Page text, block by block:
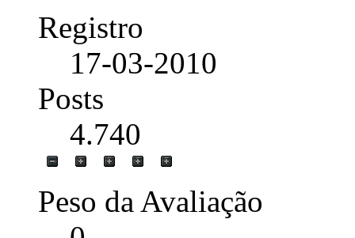
Registro
17-03-2010
Posts
4.740
Peso da Avaliação